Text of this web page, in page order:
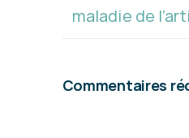
maladie de
Commentaires